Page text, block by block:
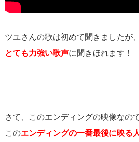
ツユさんの歌は初めて聞きましたが、
とても力強い歌声に聞きほれます！
さて、このエンディングの映像なので
このエンディングの一番最後に映る